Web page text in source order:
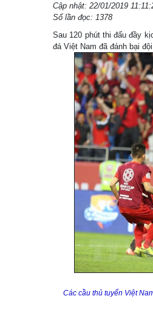
Cập nhật: 22/01/2019
Số lần đọc: 1378
Sau 120 phút thi đấu đầy
đá Việt Nam đã đánh bại
Các cầu thủ tuyển Việt